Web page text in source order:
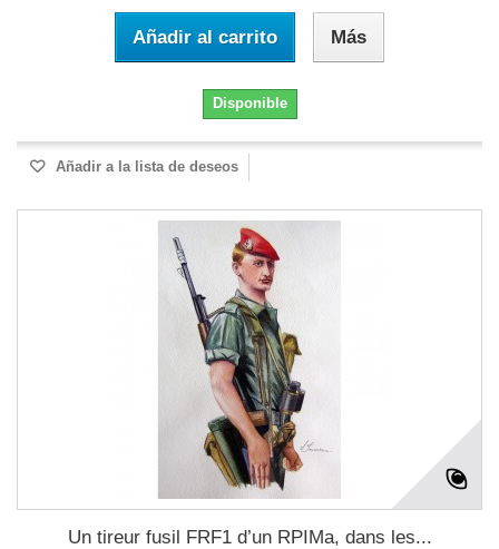
Añadir al carrito Más
Disponible
Añadir a la lista de deseos
Un tireur fusil FRF1 d’un RPIMa, dans les...